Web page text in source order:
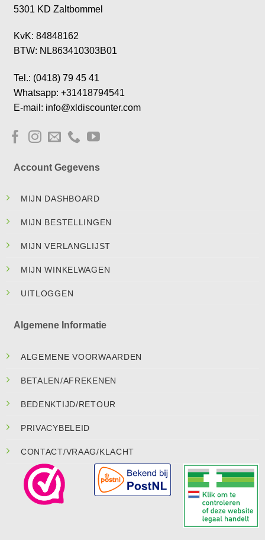
5301 KD Zaltbommel
KvK: 84848162
BTW: NL863410303B01
Tel.: (0418) 79 45 41
Whatsapp: +31418794541
E-mail: info@xldiscounter.com
Account Gegevens
MIJN DASHBOARD
MIJN BESTELLINGEN
MIJN VERLANGLIJST
MIJN WINKELWAGEN
UITLOGGEN
Algemene Informatie
ALGEMENE VOORWAARDEN
BETALEN/AFREKENEN
BEDENKTIJD/RETOUR
PRIVACYBELEID
CONTACT/VRAAG/KLACHT